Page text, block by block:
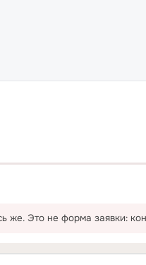
же. Это не форма заявки: